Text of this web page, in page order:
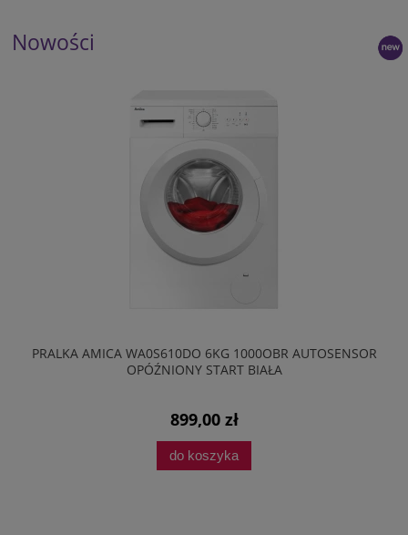
Nowości
PRALKA AMICA WA0S610DO 6KG 1000OBR AUTOSENSOR
OPÓŹNIONY START BIAŁA
899,00 zł
do koszyka